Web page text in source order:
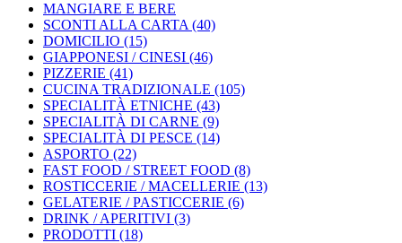
MANGIARE E BERE
SCONTI ALLA CARTA (40)
DOMICILIO (15)
GIAPPONESI / CINESI (46)
PIZZERIE (41)
CUCINA TRADIZIONALE (105)
SPECIALITÀ ETNICHE (43)
SPECIALITÀ DI CARNE (9)
SPECIALITÀ DI PESCE (14)
ASPORTO (22)
FAST FOOD / STREET FOOD (8)
ROSTICCERIE / MACELLERIE (13)
GELATERIE / PASTICCERIE (6)
DRINK / APERITIVI (3)
PRODOTTI (18)